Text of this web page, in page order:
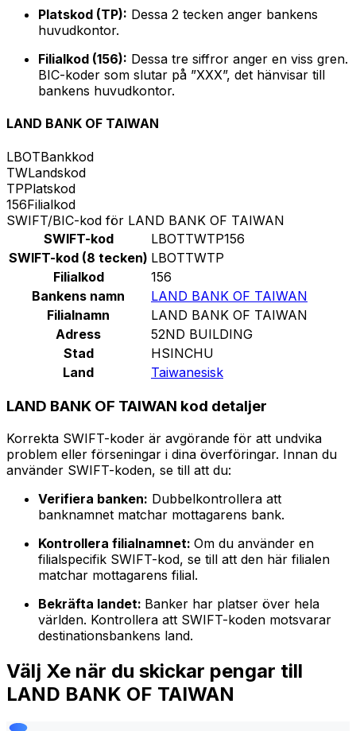
Platskod (TP): Dessa 2 tecken anger bankens
huvudkontor.
Filialkod (156): Dessa tre siffror anger en viss gren.
BIC-koder som slutar på ”XXX”, det hänvisar till
bankens huvudkontor.
LAND BANK OF TAIWAN
LBOTBankkod
TWLandskod
TPPlatskod
156Filialkod
SWIFT/BIC-kod för LAND BANK OF TAIWAN
SWIFT-kod
LBOTTWTP156
SWIFT-kod (8 tecken) LBOTTWTP
Filialkod
156
Bankens namn
LAND BANK OF TAIWAN
Filialnamn
LAND BANK OF TAIWAN
Adress
52ND BUILDING
Stad
HSINCHU
Land
Taiwanesisk
LAND BANK OF TAIWAN kod detaljer
Korrekta SWIFT-koder är avgörande för att undvika
problem eller förseningar i dina överföringar. Innan du
använder SWIFT-koden, se till att du:
Verifiera banken: Dubbelkontrollera att
banknamnet matchar mottagarens bank.
Kontrollera filialnamnet: Om du använder en
filialspecifik SWIFT-kod, se till att den här filialen
matchar mottagarens filial.
Bekräfta landet: Banker har platser över hela
världen. Kontrollera att SWIFT-koden motsvarar
destinationsbankens land.
Välj Xe när du skickar pengar till
LAND BANK OF TAIWAN